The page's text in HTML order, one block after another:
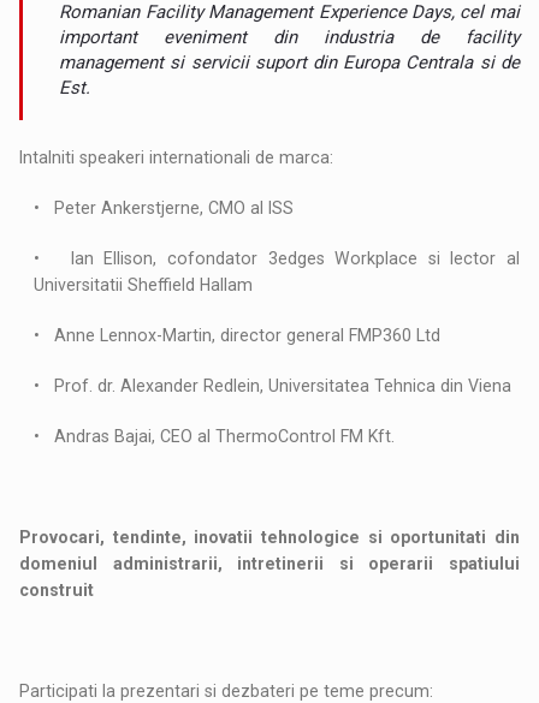
Romanian Facility Management Experience Days, cel mai
important eveniment din industria de facility
management si servicii suport din Europa Centrala si de
Est.
Intalniti speakeri internationali de marca:
• Peter Ankerstjerne, CMO al ISS
• Ian Ellison, cofondator 3edges Workplace si lector al
Universitatii Sheffield Hallam
• Anne Lennox-Martin, director general FMP360 Ltd
• Prof. dr. Alexander Redlein, Universitatea Tehnica din Viena
• Andras Bajai, CEO al ThermoControl FM Kft.
Provocari, tendinte, inovatii tehnologice si oportunitati din
domeniul administrarii, intretinerii si operarii spatiului
construit
Participati la prezentari si dezbateri pe teme precum: